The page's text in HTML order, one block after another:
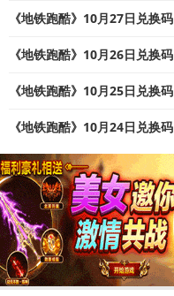
《地铁跑酷》10月27日兑换
《地铁跑酷》10月26日兑换
《地铁跑酷》10月25日兑换
《地铁跑酷》10月24日兑换